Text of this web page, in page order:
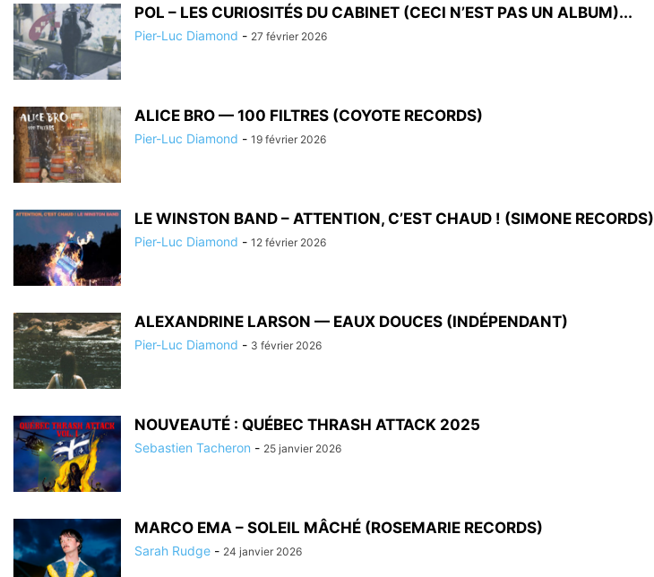
POL – LES CURIOSITÉS DU CABINET (CECI N’EST PAS UN ALBUM)...
Pier-Luc Diamond - 27 février 2026
ALICE BRO — 100 FILTRES (COYOTE RECORDS)
Pier-Luc Diamond - 19 février 2026
LE WINSTON BAND – ATTENTION, C’EST CHAUD ! (SIMONE RECORDS)
Pier-Luc Diamond - 12 février 2026
ALEXANDRINE LARSON — EAUX DOUCES (INDÉPENDANT)
Pier-Luc Diamond - 3 février 2026
NOUVEAUTÉ : QUÉBEC THRASH ATTACK 2025
Sebastien Tacheron - 25 janvier 2026
MARCO EMA – SOLEIL MÂCHÉ (ROSEMARIE RECORDS)
Sarah Rudge - 24 janvier 2026